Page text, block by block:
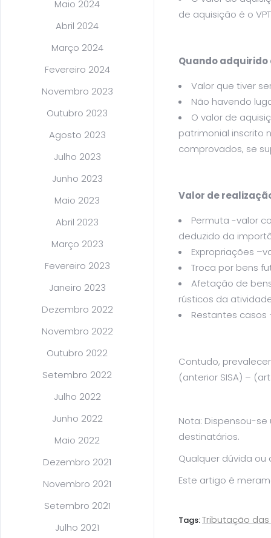
Maio 2024
Abril 2024
Março 2024
Fevereiro 2024
Novembro 2023
Outubro 2023
Agosto 2023
Julho 2023
Junho 2023
Maio 2023
Abril 2023
Março 2023
Fevereiro 2023
Janeiro 2023
Dezembro 2022
Novembro 2022
Outubro 2022
Setembro 2022
Julho 2022
Junho 2022
Maio 2022
Dezembro 2021
Novembro 2021
Setembro 2021
Julho 2021
de aquisição é o
Quando
Valor que tiver
Não havendo
O valor de
patrimonial inscrito
comprovados, se
Valor de
Permuta -valor
deduzido da
Expropriações
Troca por bens
Afetação de
rústicos da
Restantes
Contudo,
(anterior SISA) –
Nota: Dispensou-
destinatários.
Qualquer dúvida
Este artigo é
Tags:Tributação